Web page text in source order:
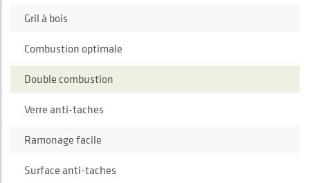
Gril à bois
Combustion optimale
Double combustion
Verre anti-taches
Ramonage facile
Surface anti-taches